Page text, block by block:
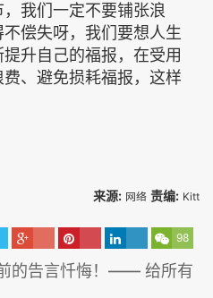
我们一定不要铺张浪
偿失呀，我们要想人生
升自己的福报，在受用
、避免损耗福报，这样
来源: 网络 责编: Kitt
98
的告言忏悔！—— 给所有